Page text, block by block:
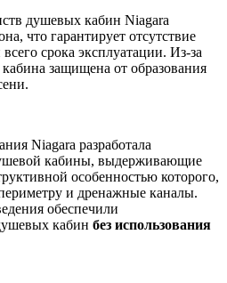
душевых кабин Niagara
что гарантирует отсутствие
срока эксплуатации. Из-за
защищена от образования
Niagara разработала
кабины, выдерживающие
особенностью которого,
и дренажные каналы.
обеспечили
кабин без использования